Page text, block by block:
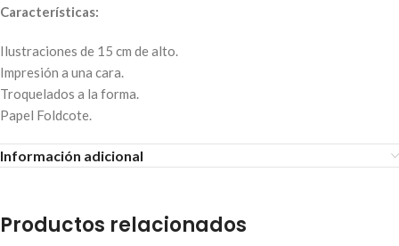
Características:
Ilustraciones de 15 cm de alto.
Impresión a una cara.
Troquelados a la forma.
Papel Foldcote.
Información adicional
Productos relacionados